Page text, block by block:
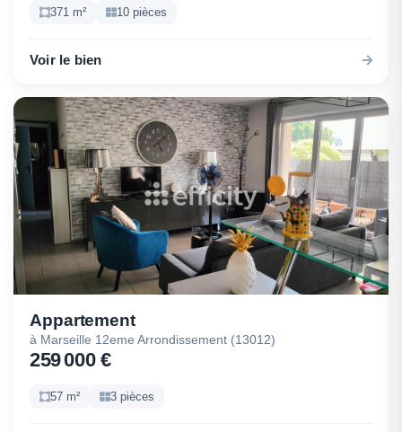
371 m² 10 pièces
Voir le bien
Appartement
à Marseille 12eme Arrondissement (13012)
259 000 €
57 m² 3 pièces